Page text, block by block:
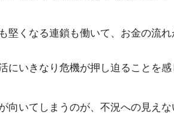
堅くなる連鎖も働いて、お金の流れ
にいきなり危機が押し迫ることを
向いてしまうのが、不況への見えな